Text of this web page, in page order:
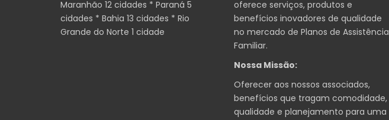
Maranhão 12 cidades * Paraná 5
cidades * Bahia 13 cidades * Rio
Grande do Norte 1 cidade
oferece serviços, produtos e
benefícios inovadores de qualidade
no mercado de Planos de Assistência
Familiar.
Nossa Missão:
Oferecer aos nossos associados,
benefícios que tragam comodidade,
qualidade e planejamento para uma